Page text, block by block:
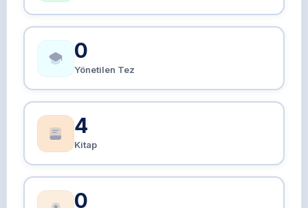
0
Yönetilen Tez
4
Kitap
0